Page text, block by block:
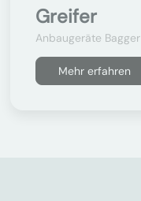
Greifer
Anbaugeräte Bagger
Mehr erfahren